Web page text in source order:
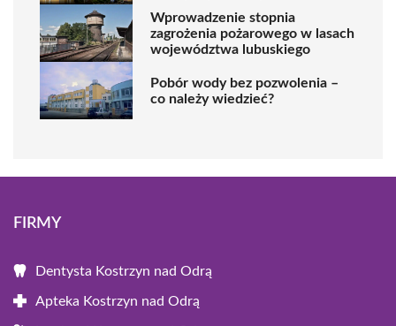
Wprowadzenie stopnia
zagrożenia pożarowego w lasach
województwa lubuskiego
Pobór wody bez pozwolenia –
co należy wiedzieć?
FIRMY
Dentysta Kostrzyn nad Odrą
Apteka Kostrzyn nad Odrą